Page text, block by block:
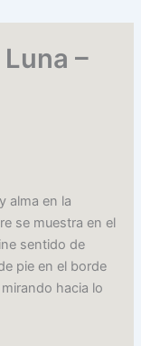
–
alma en la
se muestra en el
sentido de
pie en el borde
hacia lo